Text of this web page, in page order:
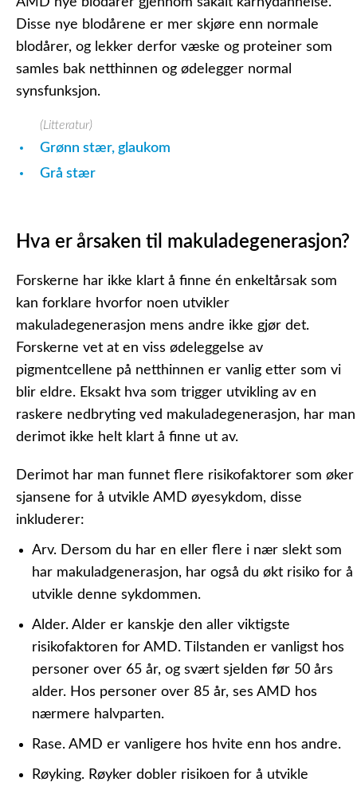
Disse nye blodårene er mer skjøre enn normale
blodårer, og lekker derfor væske og proteiner som
samles bak netthinnen og ødelegger normal
synsfunksjon.
(Litteratur)
Grønn stær, glaukom
Grå stær
Hva er årsaken til makuladegenerasjon?
Forskerne har ikke klart å finne én enkeltårsak som
kan forklare hvorfor noen utvikler
makuladegenerasjon mens andre ikke gjør det.
Forskerne vet at en viss ødeleggelse av
pigmentcellene på netthinnen er vanlig etter som vi
blir eldre. Eksakt hva som trigger utvikling av en
raskere nedbryting ved makuladegenerasjon, har man
derimot ikke helt klart å finne ut av.
Derimot har man funnet flere risikofaktorer som øker
sjansene for å utvikle AMD øyesykdom, disse
inkluderer:
Arv. Dersom du har en eller flere i nær slekt som
har makuladgenerasjon, har også du økt risiko for å
utvikle denne sykdommen.
Alder. Alder er kanskje den aller viktigste
risikofaktoren for AMD. Tilstanden er vanligst hos
personer over 65 år, og svært sjelden før 50 års
alder. Hos personer over 85 år, ses AMD hos
nærmere halvparten.
Rase. AMD er vanligere hos hvite enn hos andre.
Røyking. Røyker dobler risikoen for å utvikle